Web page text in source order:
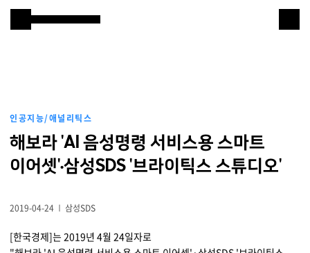
Samsung SDS
클라우드 & 인프라
비즈니스 솔루션
R&D
인공지능/애널리틱스
해보라 'AI 음성명령 서비스용 스마트
이어셋'·삼성SDS '브라이틱스 스튜디오'
2019-04-24 삼성SDS
[한국경제]는 2019년 4월 24일자로